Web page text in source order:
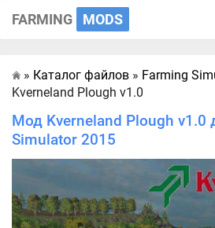
FARMING MODS
Главная
» Каталог файлов » Farming
Kverneland Plough v1.0
Мод Kverneland Plough v1.0
Simulator 2015